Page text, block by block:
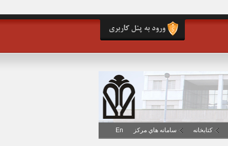
کتابخانه سامانه هاي مرکز En